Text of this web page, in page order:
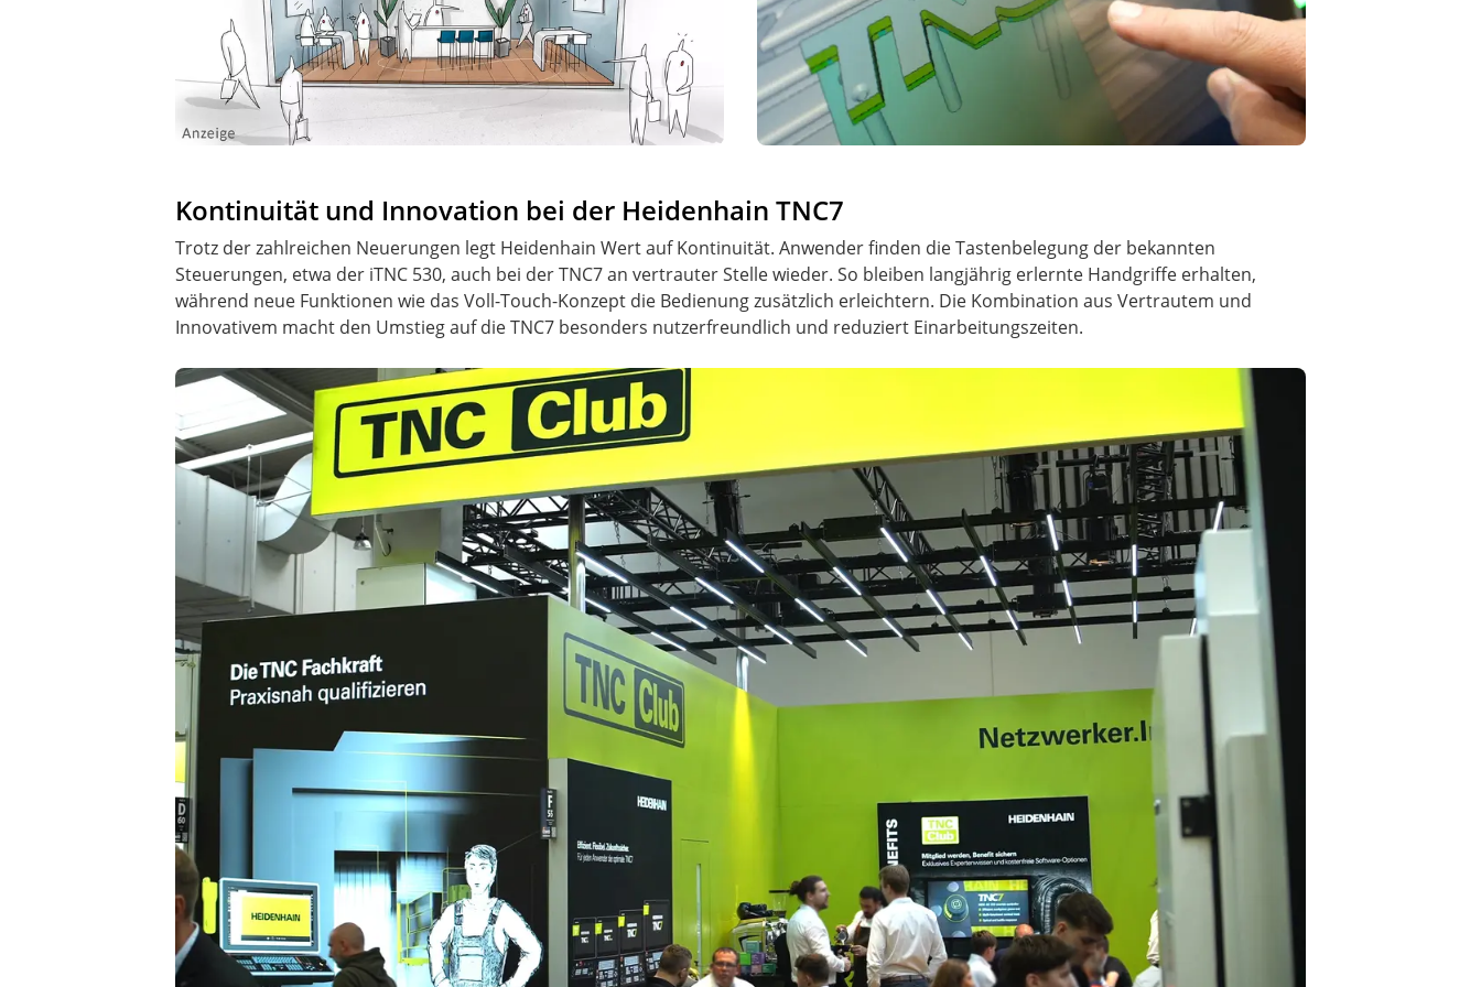
Kontinuität und Innovation bei der Heidenhain TNC7
Trotz der zahlreichen Neuerungen legt Heidenhain Wert auf Kontinuität. Anwender finden die Tastenbelegung der bekannten
Steuerungen, etwa der iTNC 530, auch bei der TNC7 an vertrauter Stelle wieder. So bleiben langjährig erlernte Handgriffe erhalten,
während neue Funktionen wie das Voll-Touch-Konzept die Bedienung zusätzlich erleichtern. Die Kombination aus Vertrautem und
Innovativem macht den Umstieg auf die TNC7 besonders nutzerfreundlich und reduziert Einarbeitungszeiten.